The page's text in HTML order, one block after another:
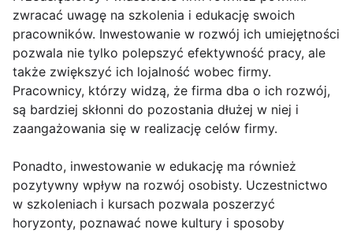
zwracać uwagę na szkolenia i edukację swoich
pracowników. Inwestowanie w rozwój ich umiejętności
pozwala nie tylko polepszyć efektywność pracy, ale
także zwiększyć ich lojalność wobec firmy.
Pracownicy, którzy widzą, że firma dba o ich rozwój,
są bardziej skłonni do pozostania dłużej w niej i
zaangażowania się w realizację celów firmy.
Ponadto, inwestowanie w edukację ma również
pozytywny wpływ na rozwój osobisty. Uczestnictwo
w szkoleniach i kursach pozwala poszerzyć
horyzonty, poznawać nowe kultury i sposoby